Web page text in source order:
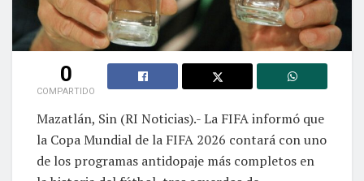
0
COMPARTIDO
Mazatlán, Sin (RI Noticias).- La FIFA informó que
la Copa Mundial de la FIFA 2026 contará con uno
de los programas antidopaje más completos en